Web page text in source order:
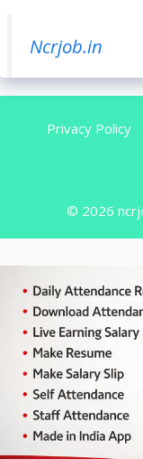
Ncrjob.in
Privacy Policy
© 2026